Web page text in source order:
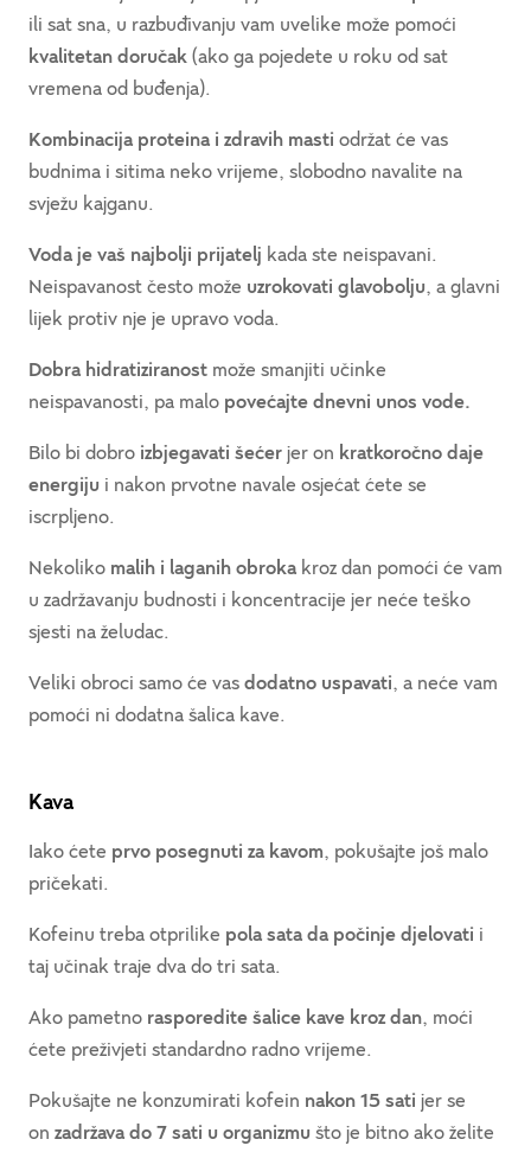
ili sat sna, u razbuđivanju vam uvelike može pomoći
kvalitetan doručak (ako ga pojedete u roku od sat
vremena od buđenja).
Kombinacija proteina i zdravih masti održat će vas
budnima i sitima neko vrijeme, slobodno navalite na
svježu kajganu.
Voda je vaš najbolji prijatelj kada ste neispavani.
Neispavanost često može uzrokovati glavobolju, a glavni
lijek protiv nje je upravo voda.
Dobra hidratiziranost može smanjiti učinke
neispavanosti, pa malo povećajte dnevni unos vode.
Bilo bi dobro izbjegavati šećer jer on kratkoročno daje
energiju i nakon prvotne navale osjećat ćete se
iscrpljeno.
Nekoliko malih i laganih obroka kroz dan pomoći će vam
u zadržavanju budnosti i koncentracije jer neće teško
sjesti na želudac.
Veliki obroci samo će vas dodatno uspavati, a neće vam
pomoći ni dodatna šalica kave.
Kava
Iako ćete prvo posegnuti za kavom, pokušajte još malo
pričekati.
Kofeinu treba otprilike pola sata da počinje djelovati i
taj učinak traje dva do tri sata.
Ako pametno rasporedite šalice kave kroz dan, moći
ćete preživjeti standardno radno vrijeme.
Pokušajte ne konzumirati kofein nakon 15 sati jer se
on zadržava do 7 sati u organizmu što je bitno ako želite